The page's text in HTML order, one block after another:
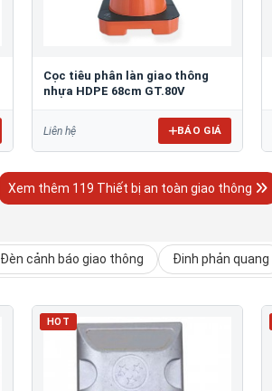
Cọc tiêu phân làn giao thông
nhựa HDPE 68cm GT.80V
Liên hệ BÁO GIÁ
Xem thêm 119 Thiết bị an toàn giao thông
Đèn cảnh báo giao thông Đinh phản quang
HOT